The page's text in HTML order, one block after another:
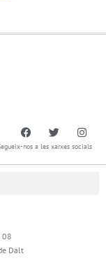
nos a les xarxes socials
08
Dalt